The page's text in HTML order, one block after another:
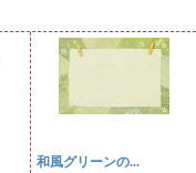
和風グリーンの...